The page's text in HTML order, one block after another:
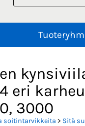
eri
3000
soitintarvikkeita > Sitä